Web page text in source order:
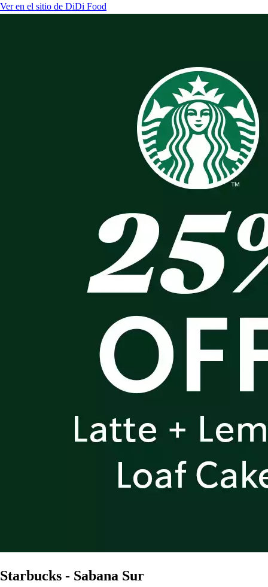
Ver en el sitio de DiDi Food
Starbucks - Sabana Sur